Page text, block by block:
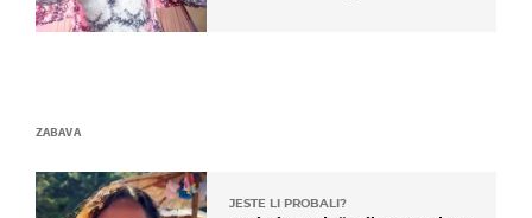
ZABAVA
JESTE LI PROBALI?